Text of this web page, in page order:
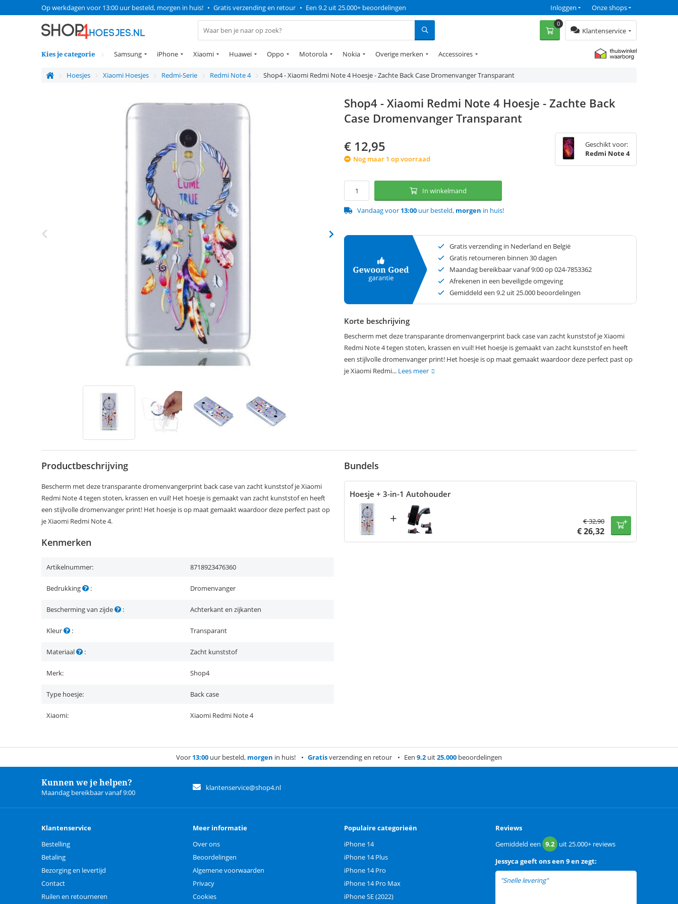
Op werkdagen voor 13:00 uur besteld, morgen in huis! • Gratis verzending en retour • Een 9.2 uit 25.000+ beoordelingen Onze shops
Inloggen
Klantenservice
0
Kies je categorie Samsung iPhone Xiaomi Huawei Oppo Motorola Nokia Overige merken Accessoires
Hoesjes Xiaomi Hoesjes Redmi-Serie Redmi Note 4 Shop4 - Xiaomi Redmi Note 4 Hoesje - Zachte Back Case Dromenvanger Transparant
Shop4 - Xiaomi Redmi Note 4 Hoesje - Zachte Back
Case Dromenvanger Transparant
€ 12,95
Nog maar 1 op voorraad
Geschikt voor:
Redmi Note 4
In winkelmand
Vandaag voor 13:00 uur besteld, morgen in huis!
Gratis verzending in Nederland en België
Gratis retourneren binnen 30 dagen
Maandag bereikbaar vanaf 9:00 op 024-7853362
Afrekenen in een beveiligde omgeving
Gemiddeld een 9.2 uit 25.000 beoordelingen
Korte beschrijving
Bescherm met deze transparante dromenvangerprint back case van zacht kunststof je Xiaomi
Redmi Note 4 tegen stoten, krassen en vuil! Het hoesje is gemaakt van zacht kunststof en heeft
een stijlvolle dromenvanger print! Het hoesje is op maat gemaakt waardoor deze perfect past op
je Xiaomi Redmi... Lees meer
Productbeschrijving
Bescherm met deze transparante dromenvangerprint back case van zacht kunststof je Xiaomi
Redmi Note 4 tegen stoten, krassen en vuil! Het hoesje is gemaakt van zacht kunststof en heeft
een stijlvolle dromenvanger print! Het hoesje is op maat gemaakt waardoor deze perfect past op
je Xiaomi Redmi Note 4.
Kenmerken
Artikelnummer: 8718923476360
Bedrukking : Dromenvanger
Bescherming van zijde : Achterkant en zijkanten
Kleur : Transparant
Materiaal : Zacht kunststof
Merk: Shop4
Type hoesje: Back case
Xiaomi: Xiaomi Redmi Note 4
Bundels
Hoesje + 3-in-1 Autohouder
+ €32,90
€26,32
Voor 13:00 uur besteld, morgen in huis! Gratisverzending en retour Een 9.2 uit25.000 beoordelingen
Kunnen we je helpen?
Maandag bereikbaar vanaf 9:00
klantenservice@shop4.nl
Klantenservice
Bestelling
Betaling
Bezorging en levertijd
Contact
Ruilen en retourneren
Meer informatie
Over ons
Beoordelingen
Algemene voorwaarden
Privacy
Cookies
Populaire categorieën
iPhone 14
iPhone 14 Plus
iPhone 14 Pro
iPhone 14 Pro Max
iPhone SE (2022)
Reviews
Gemiddeld een 9.2 uit25.000+ reviews
Jessyca geeft ons een 9 en zegt:
"Snelle levering"